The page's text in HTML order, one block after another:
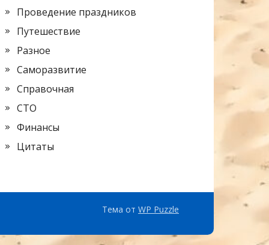
Проведение праздников
Путешествие
Разное
Саморазвитие
Справочная
СТО
Финансы
Цитаты
Тема от WP Puzzle